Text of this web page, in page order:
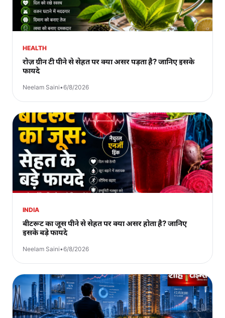
HEALTH
रोज़ ग्रीन टी पीने से सेहत पर क्या असर पड़ता है? जानिए इसके
फायदे
Neelam Saini•6/8/2026
INDIA
बीटरूट का जूस पीने से सेहत पर क्या असर होता है? जानिए
इसके बड़े फायदे
Neelam Saini•6/8/2026